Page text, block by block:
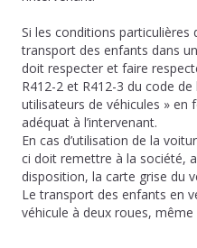
Si les conditions
transport des enfants dans
doit respecter et faire
R412-2 et R412-3 du code
utilisateurs de véhicules » en
adéquat à l’intervenant.
En cas d’utilisation de la
ci doit remettre à la société,
disposition, la carte grise du
Le transport des enfants en
véhicule à deux roues,